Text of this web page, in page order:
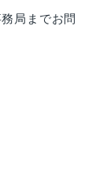
局までお問